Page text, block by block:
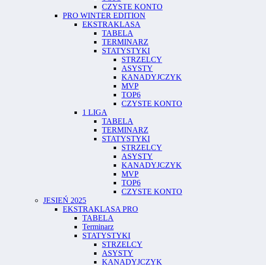
CZYSTE KONTO
PRO WINTER EDITION
EKSTRAKLASA
TABELA
TERMINARZ
STATYSTYKI
STRZELCY
ASYSTY
KANADYJCZYK
MVP
TOP6
CZYSTE KONTO
1 LIGA
TABELA
TERMINARZ
STATYSTYKI
STRZELCY
ASYSTY
KANADYJCZYK
MVP
TOP6
CZYSTE KONTO
JESIEŃ 2025
EKSTRAKLASA PRO
TABELA
Terminarz
STATYSTYKI
STRZELCY
ASYSTY
KANADYJCZYK